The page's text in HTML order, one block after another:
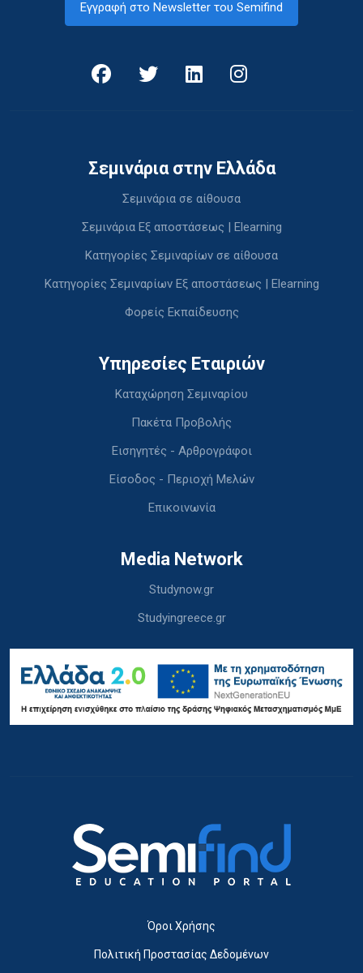
Εγγραφή στο Newsletter του Semifind
Σεμινάρια στην Ελλάδα
Σεμινάρια σε αίθουσα
Σεμινάρια Εξ αποστάσεως | Elearning
Κατηγορίες Σεμιναρίων σε αίθουσα
Κατηγορίες Σεμιναρίων Εξ αποστάσεως | Elearning
Φορείς Εκπαίδευσης
Υπηρεσίες Εταιριών
Καταχώρηση Σεμιναρίου
Πακέτα Προβολής
Εισηγητές - Αρθρογράφοι
Είσοδος - Περιοχή Μελών
Επικοινωνία
Media Network
Studynow.gr
Studyingreece.gr
Όροι Χρήσης
Πολιτική Προστασίας Δεδομένων